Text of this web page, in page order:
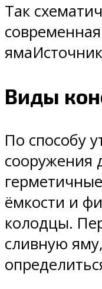
Так
Виды
По способу
сооружения
ёмкости и
колодцы.
сливную